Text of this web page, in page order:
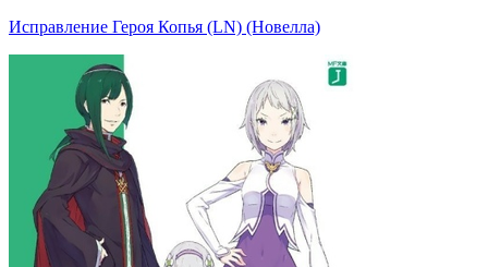
Исправление Героя Копья (LN) (Новелла)